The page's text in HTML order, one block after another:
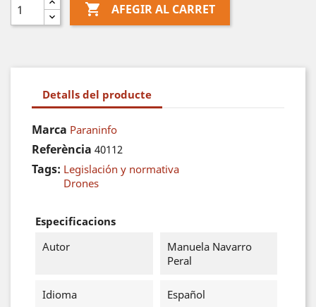
 AFEGIR AL CARRET
Detalls del producte
Marca Paraninfo
Referència 40112
Tags: Legislación y normativa
Drones
Especificacions
Autor
Manuela Navarro
Peral
Idioma Español